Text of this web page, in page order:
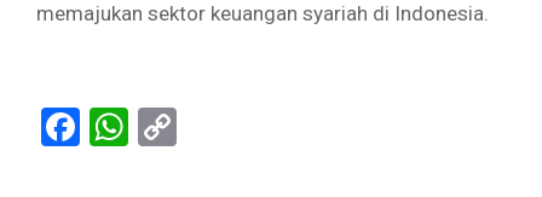
memajukan sektor keuangan syariah di Indonesia.
Facebook
WhatsApp